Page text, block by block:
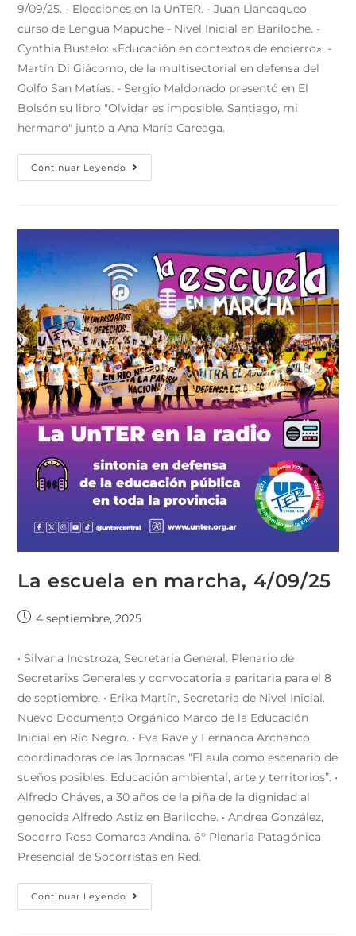
9/09/25. - Elecciones en la UnTER. - Juan Llancaqueo,
curso de Lengua Mapuche - Nivel Inicial en Bariloche. -
Cynthia Bustelo: «Educación en contextos de encierro». -
Martín Di Giácomo, de la multisectorial en defensa del
Golfo San Matías. - Sergio Maldonado presentó en El
Bolsón su libro "Olvidar es imposible. Santiago, mi
hermano" junto a Ana María Careaga.
Continuar Leyendo
La escuela en marcha, 4/09/25
4 septiembre, 2025
• Silvana Inostroza, Secretaria General. Plenario de
Secretarixs Generales y convocatoria a paritaria para el 8
de septiembre. • Erika Martín, Secretaria de Nivel Inicial.
Nuevo Documento Orgánico Marco de la Educación
Inicial en Río Negro. • Eva Rave y Fernanda Archanco,
coordinadoras de las Jornadas “El aula como escenario de
sueños posibles. Educación ambiental, arte y territorios”. •
Alfredo Cháves, a 30 años de la piña de la dignidad al
genocida Alfredo Astiz en Bariloche. • Andrea González,
Socorro Rosa Comarca Andina. 6° Plenaria Patagónica
Presencial de Socorristas en Red.
Continuar Leyendo